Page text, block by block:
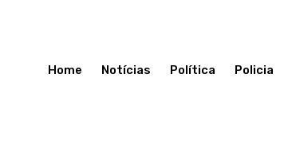
Home Notícias Política Policia